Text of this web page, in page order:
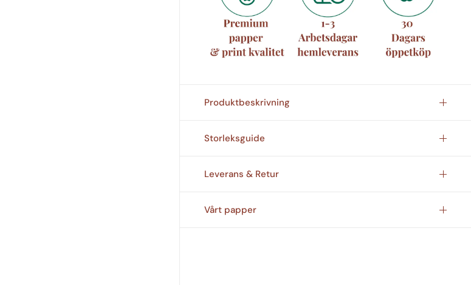
Produktbeskrivning
Storleksguide
Leverans & Retur
Vårt papper